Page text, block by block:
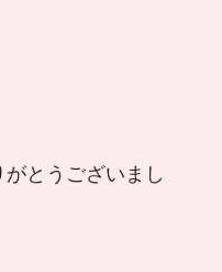
とうございまし